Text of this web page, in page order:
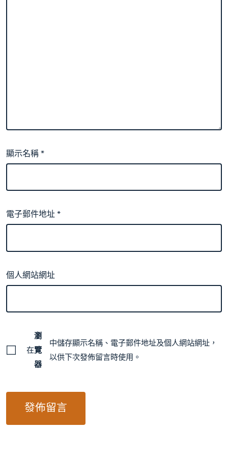
顯示名稱*
電子郵件地址*
個人網站網址
在
瀏
覽
器
中儲存顯示名稱、電子郵件地址及個人網站網址，
以供下次發佈留言時使用。